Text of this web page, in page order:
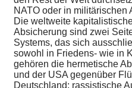
NATO oder in militärischen
Die weltweite
Absicherung sind zwei
Systems, das sich
sowohl in Friedens- wie in
gehören die hermetische
und der USA gegenüber
Deutschland: rassistische